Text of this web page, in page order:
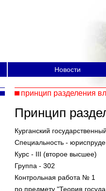
Новости
принцип разделения
Принцип
Курганский
Специальность -
Курс - III (второе высшее)
Группа - 302
Контрольная работа № 1
по предмету "Теория